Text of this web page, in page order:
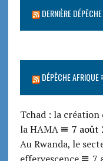
DERNIÈRE DÉPÊCHE
DÉPÊCHE AFRIQUE
Tchad : la création
la HAMA
7 août
Au Rwanda, le